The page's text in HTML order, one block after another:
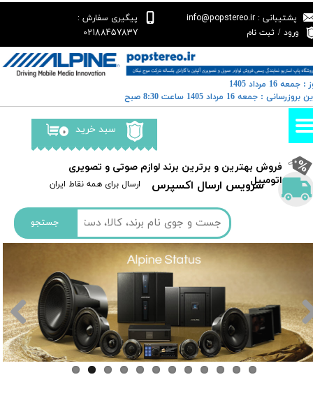
جستجو
سرویس ارسال اکسپرس ​​ارسال برای همه نقاط ایران
پشتیبانی : info@popstereo.ir
پیگیری سفارش :
02188457837
ورود / ثبت نام
حساب کاربری من
تغییر گذر واژه
سفارشات
خروج از حساب کاربری
۰ سبد خرید
​فروش بهترین و برترین برند لوازم صوتی و تصویری
اتومبیل​​​​​​​
16 مرداد 1405
: جمعه 16 مرداد 1405 ساعت 8:30 صبح